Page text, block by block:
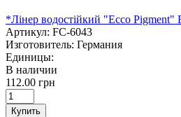
*Лінер водостійкий "Ecco
Артикул: FC-6043
Изготовитель: Германия
Единицы:
В наличии
112.00 грн
Купить